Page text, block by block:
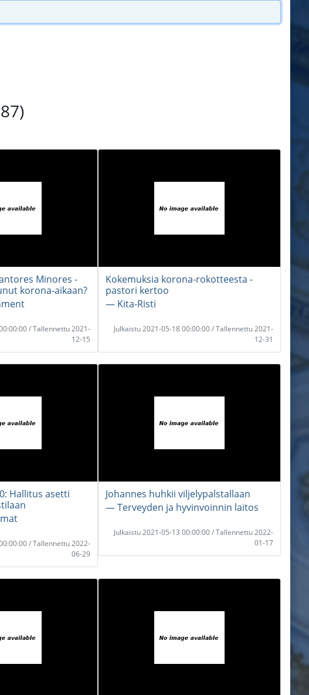
Minores -
korona-aikaan?
/ Tallennettu 2021-
12-15
Kokemuksia korona-rokotteesta -
pastori kertoo
― Kita-Risti
Julkaistu 2021-05-18 00:00:00 / Tallennettu 2021-
12-31
Hallitus asetti
/ Tallennettu 2022-
06-29
Johannes huhkii viljelypalstallaan
― Terveyden ja hyvinvoinnin laitos
Julkaistu 2021-05-13 00:00:00 / Tallennettu 2022-
01-17